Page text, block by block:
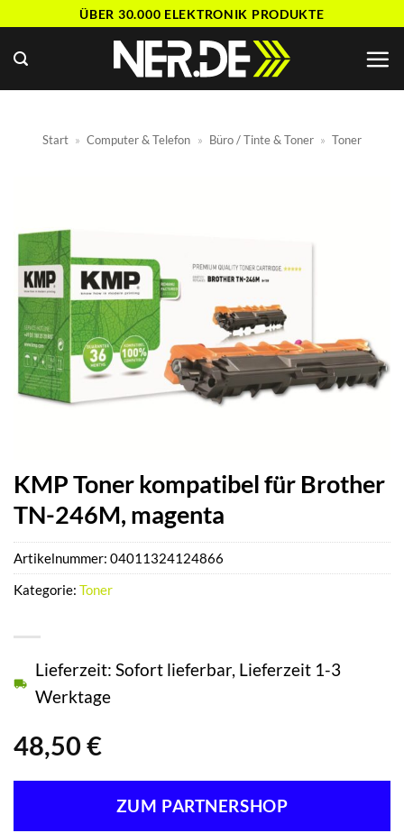
springen
ÜBER 30.000 ELEKTRONIK PRODUKTE
Start » Computer & Telefon » Büro / Tinte & Toner » Toner
KMP Toner kompatibel für Brother
TN-246M, magenta
48,50 €
Lieferzeit: Sofort lieferbar, Lieferzeit 1-3
Werktage
ZUM PARTNERSHOP
Artikelnummer: 04011324124866
Kategorie: Toner